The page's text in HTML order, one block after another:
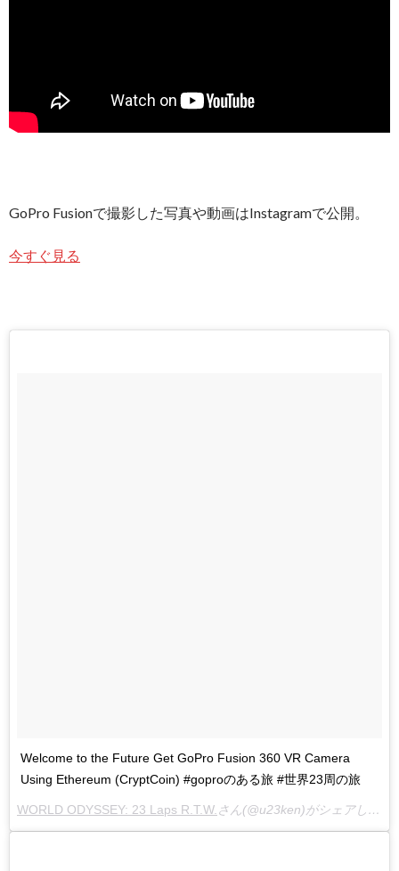
GoPro Fusionで撮影した写真や動画はInstagramで公開。
今すぐ見る
Welcome to the Future Get GoPro Fusion 360 VR Camera
Using Ethereum (CryptCoin) #goproのある旅 #世界23周の旅
WORLD ODYSSEY: 23 Laps R.T.W. さん(@u23ken)がシェアした投稿 –